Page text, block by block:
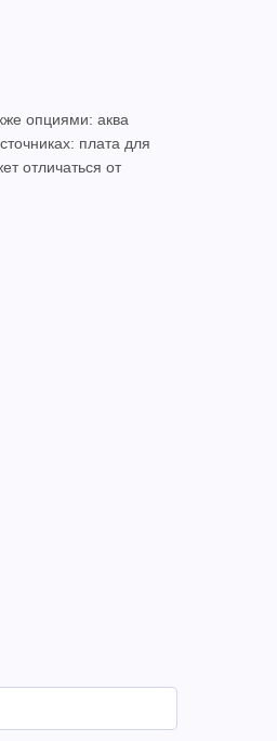
опциями: аква
плата для
отличаться от